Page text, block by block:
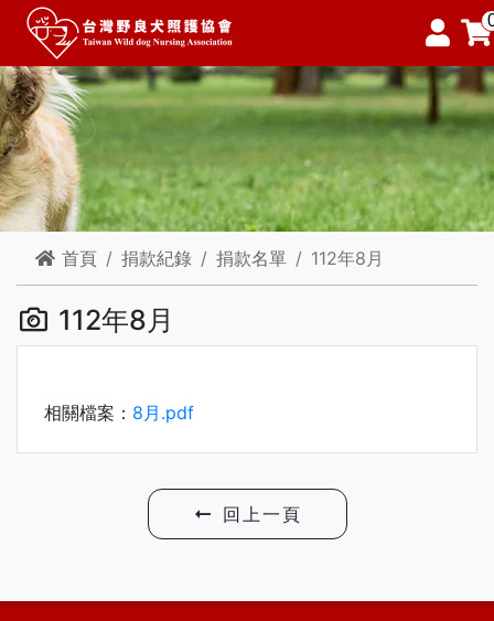
首頁 捐款紀錄 捐款名單 112年8月
112年8月
相關檔案： 8月.pdf
回上一頁